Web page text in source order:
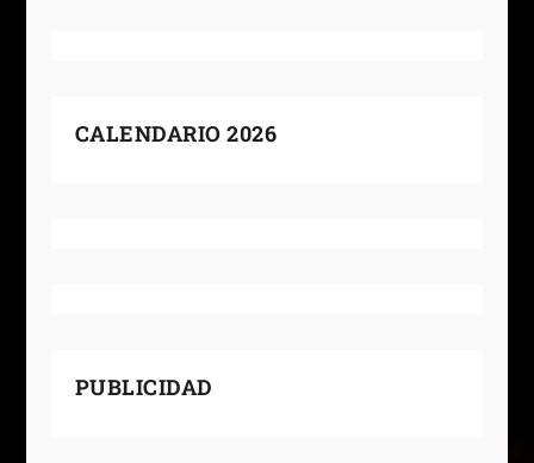
CALENDARIO 2026
PUBLICIDAD